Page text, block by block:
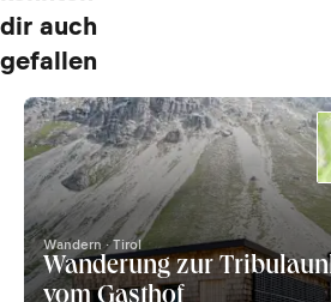
dir auch
gefallen
Wandern · Tirol
Wanderung zur